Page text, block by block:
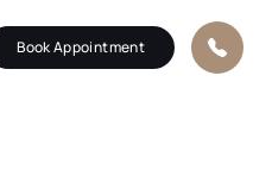
Book Appointment